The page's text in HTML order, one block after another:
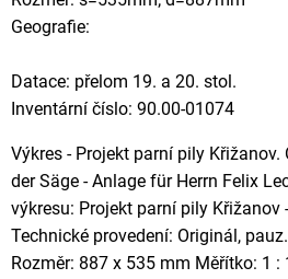
Geografie:
Datace: přelom 19. a 20. stol.
Inventární číslo: 90.00-01074
Výkres - Projekt parní pily
der Säge - Anlage für Herrn Felix
výkresu: Projekt parní pily Křižanov
Technické provedení: Originál,
Rozměr: 887 x 535 mm Měřítko: 1 :